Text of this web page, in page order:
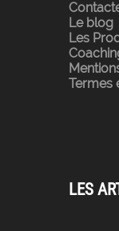
Le blog
Les
Termes
LES